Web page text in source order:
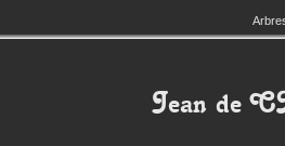
Jean de